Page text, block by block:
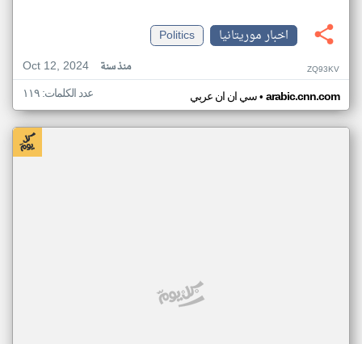
اخبار موريتانيا
Politics
Oct 12, 2024
منذ سنة ZQ93KV
سي ان ان عربي• arabic.cnn.com عدد الكلمات: ١١٩